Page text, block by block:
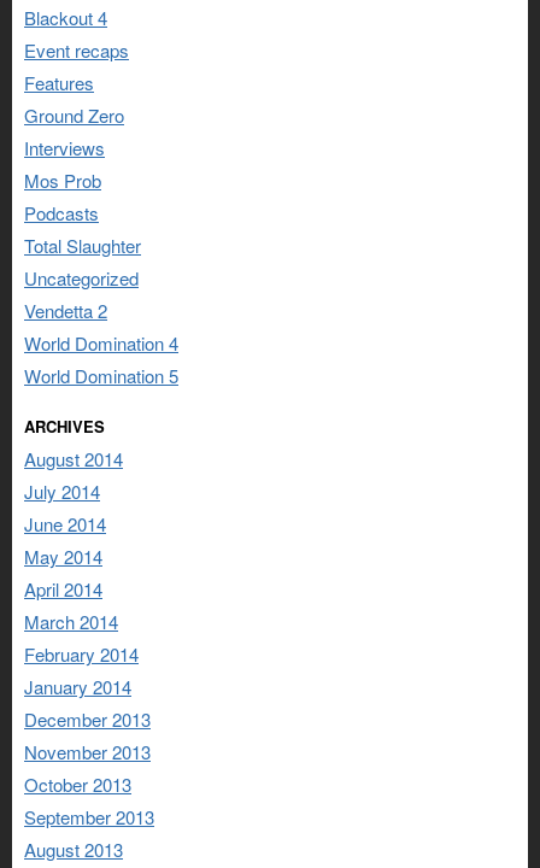
Blackout 4
Event recaps
Features
Ground Zero
Interviews
Mos Prob
Podcasts
Total Slaughter
Uncategorized
Vendetta 2
World Domination 4
World Domination 5
ARCHIVES
August 2014
July 2014
June 2014
May 2014
April 2014
March 2014
February 2014
January 2014
December 2013
November 2013
October 2013
September 2013
August 2013